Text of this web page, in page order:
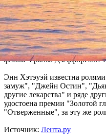
участия Хэтэуэй в фильма
на данный момент Энн
проектах, кроме второй
Пьеса "Укрощение
экранизировалась ранее.
фильм Франко Дзеффирелли
Энн Хэтэуэй известна
замуж", "Джейн Остин",
другие лекарства" и ряде
удостоена премии "Золотой
"Отверженные", за эту же
Источник: Лента.ру